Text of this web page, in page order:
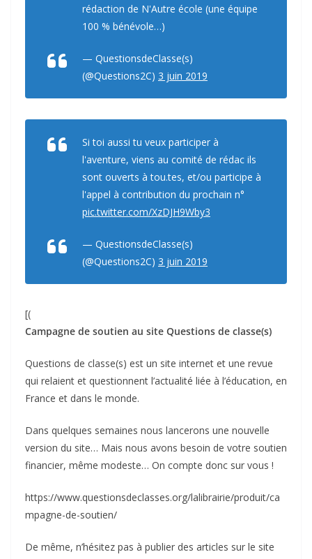
rédaction de N'Autre école (une équipe
100 % bénévole…)
— QuestionsdeClasse(s)
(@Questions2C) 3 juin 2019
Si toi aussi tu veux participer à
l'aventure, viens au comité de rédac ils
sont ouverts à tou.tes, et/ou participe à
l'appel à contribution du prochain n°
pic.twitter.com/XzDJH9Wby3
— QuestionsdeClasse(s)
(@Questions2C) 3 juin 2019
[(
Campagne de soutien au site Questions de classe(s)
Questions de classe(s) est un site internet et une revue
qui relaient et questionnent l’actualité liée à l’éducation, en
France et dans le monde.
Dans quelques semaines nous lancerons une nouvelle
version du site… Mais nous avons besoin de votre soutien
financier, même modeste… On compte donc sur vous !
https://www.questionsdeclasses.org/lalibrairie/produit/ca
mpagne-de-soutien/
De même, n’hésitez pas à publier des articles sur le site